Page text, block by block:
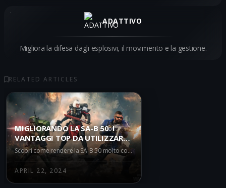
ADATTIVO
Migliora la difesa dagli esplosivi, il movimento e la gestione.
RELATED ARTICLES
MIGLIORANDO LA SA-B 50: I
VANTAGGI TOP DA UTILIZZARE
IN WARZONE
Scopri come rendere la SA-B 50 molto competitiva in Warzone con i vantaggi giusti. DI CORSA, GIOCO DI PRESTIGIO, RECUPERO RAPIDO e FANTASMA sono i vantaggi consigliati per massimizzare le potenzialità della SA-B 50.
APRIL 22, 2024